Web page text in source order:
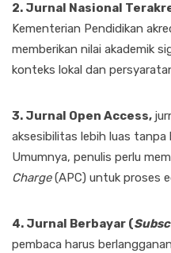
2. Jurnal Nasional
Kementerian Pendidikan
memberikan nilai akademik
konteks lokal dan
3. Jurnal Open Access,
aksesibilitas lebih luas tanpa
Umumnya, penulis perlu
Charge(APC) untuk proses
4. Jurnal Berbayar (
pembaca harus